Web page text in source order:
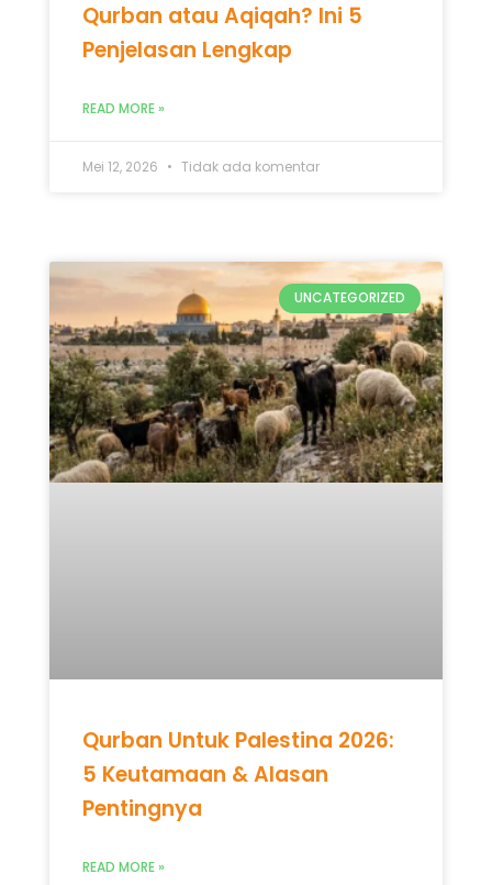
Qurban atau Aqiqah? Ini 5
Penjelasan Lengkap
READ MORE »
Mei 12, 2026 Tidak ada komentar
UNCATEGORIZED
Qurban Untuk Palestina 2026:
5 Keutamaan & Alasan
Pentingnya
READ MORE »